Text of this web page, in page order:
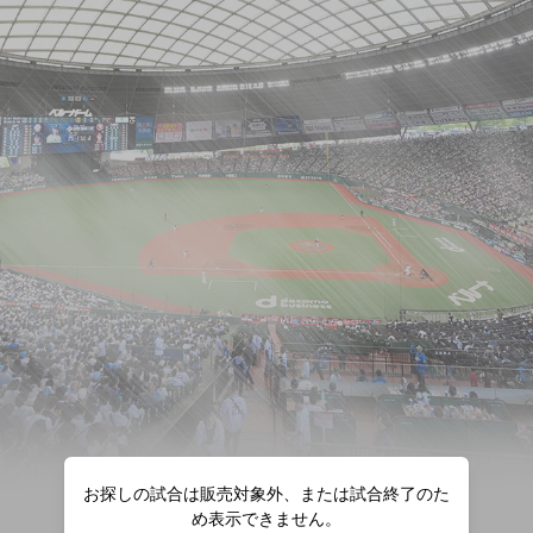
お探しの試合は販売対象外、または試合終了のた
め表示できません。